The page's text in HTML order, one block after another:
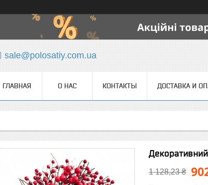
sale@polosatiy.com.ua
ГЛАВНАЯ О НАС КОНТАКТЫ ДОСТАВКА И
1 128,23 ₴